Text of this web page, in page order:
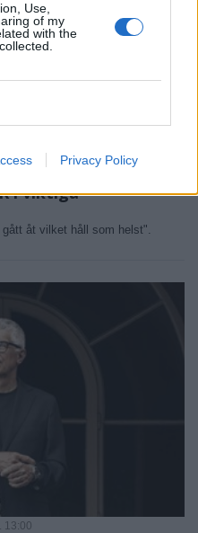
Use,
of my
with the
Privacy Policy
i viktiga
åt vilket håll som helst".
13:00